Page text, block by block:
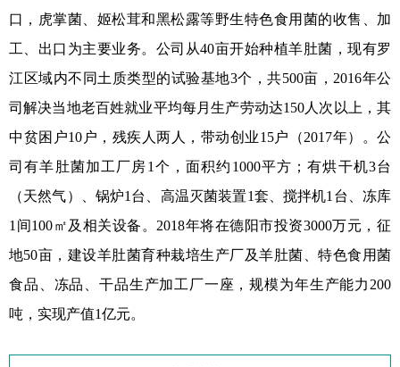
口，虎掌菌、姬松茸和黑松露等野生特色食用菌的收售、加
工、出口为主要业务。公司从40亩开始种植羊肚菌，现有罗
江区域内不同土质类型的试验基地3个，共500亩，2016年公
司解决当地老百姓就业平均每月生产劳动达150人次以上，其
中贫困户10户，残疾人两人，带动创业15户（2017年）。公
司有羊肚菌加工厂房1个，面积约1000平方；有烘干机3台
（天然气）、锅炉1台、高温灭菌装置1套、搅拌机1台、冻库
1间100㎡ 及相关设备。2018年将在德阳市投资3000万元，征
地50亩，建设羊肚菌育种栽培生产厂及羊肚菌、特色食用菌
食品、冻品、干品生产加工厂一座，规模为年生产能力200
吨，实现产值1亿元。